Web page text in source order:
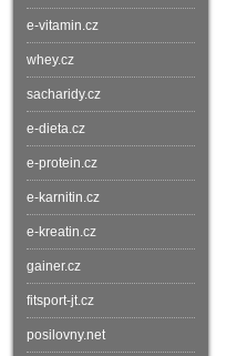
e-vitamin.cz
whey.cz
sacharidy.cz
e-dieta.cz
e-protein.cz
e-karnitin.cz
e-kreatin.cz
gainer.cz
fitsport-jt.cz
posilovny.net